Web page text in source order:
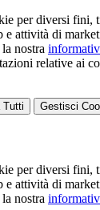
per diversi fini,
attività di
nostra
relative ai
Tutti Gestisci
per diversi fini,
attività di
nostra